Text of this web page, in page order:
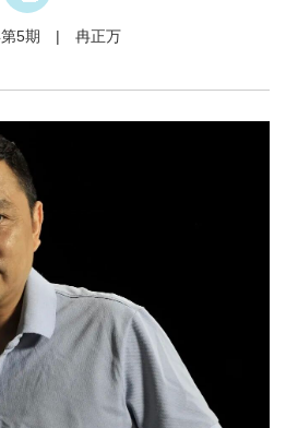
年第5期 | 冉正万